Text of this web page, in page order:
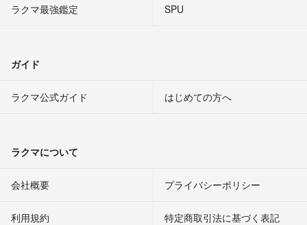
ラクマ最強鑑定
SPU
ガイド
ラクマ公式ガイド はじめての方へ
ラクマについて
会社概要 プライバシーポリシー
利用規約 特定商取引法に基づく表記